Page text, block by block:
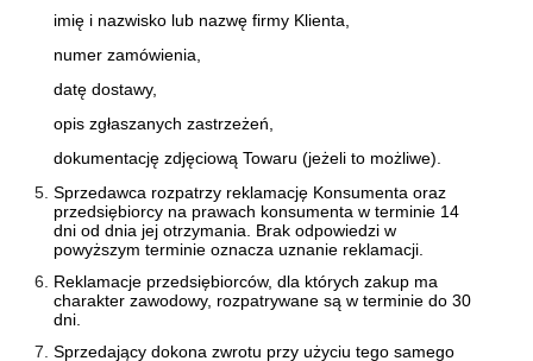
imię i nazwisko lub nazwę firmy Klienta,
numer zamówienia,
datę dostawy,
opis zgłaszanych zastrzeżeń,
dokumentację zdjęciową Towaru (jeżeli to możliwe).
Sprzedawca rozpatrzy reklamację Konsumenta oraz
przedsiębiorcy na prawach konsumenta w terminie 14
dni od dnia jej otrzymania. Brak odpowiedzi w
powyższym terminie oznacza uznanie reklamacji.
Reklamacje przedsiębiorców, dla których zakup ma
charakter zawodowy, rozpatrywane są w terminie do 30
dni.
Sprzedający dokona zwrotu przy użyciu tego samego